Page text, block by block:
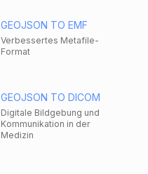
GEOJSON TO EMF
Verbessertes Metafile-
Format
GEOJSON TO DICOM
Digitale Bildgebung und
Kommunikation in der
Medizin